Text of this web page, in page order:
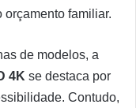
orçamento familiar.
de modelos, a
4K se destaca por
Contudo,